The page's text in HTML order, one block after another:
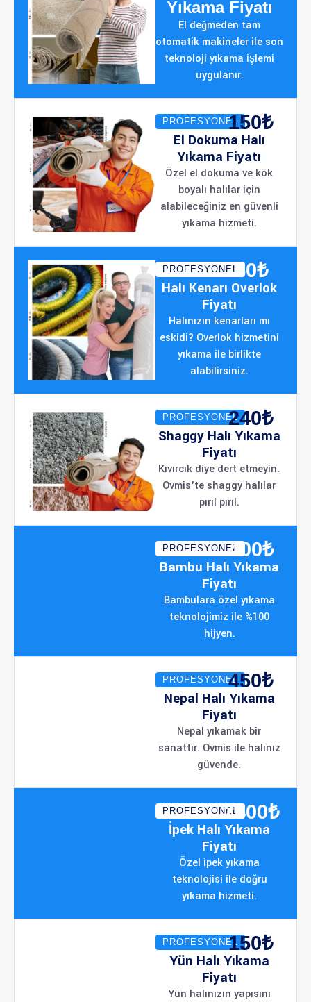
Yıkama Fiyatı
El değmeden tam
otomatik makineler ile son
teknoloji yıkama işlemi
uygulanır.
PROFESYONEL150₺
El Dokuma Halı
Yıkama Fiyatı
Özel el dokuma ve kök
boyalı halılar için
alabileceğiniz en güvenli
yıkama hizmeti.
PROFESYONEL50₺
Halı Kenarı Overlok
Fiyatı
Halınızın kenarları mı
eskidi? Overlok hizmetini
yıkama ile birlikte
alabilirsiniz.
PROFESYONEL240₺
Shaggy Halı Yıkama
Fiyatı
Kıvırcık diye dert etmeyin.
Ovmis'te shaggy halılar
pırıl pırıl.
PROFESYONEL400₺
Bambu Halı Yıkama
Fiyatı
Bambulara özel yıkama
teknolojimiz ile %100
hijyen.
PROFESYONEL450₺
Nepal Halı Yıkama
Fiyatı
Nepal yıkamak bir
sanattır. Ovmis ile halınız
güvende.
PROFESYONEL2400₺
İpek Halı Yıkama
Fiyatı
Özel ipek yıkama
teknolojisi ile doğru
yıkama hizmeti.
PROFESYONEL150₺
Yün Halı Yıkama
Fiyatı
Yün halınızın yapısını